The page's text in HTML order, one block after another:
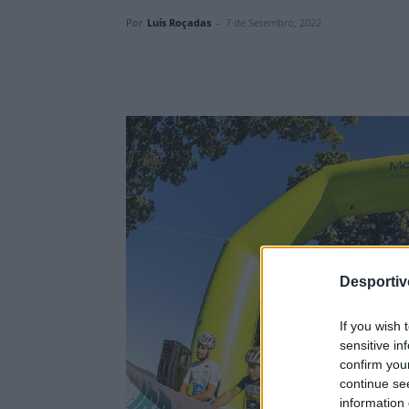
If you wish
sensitive
confirm
continue
information
Por Luís Roçadas - 7 de Setembro, 2022